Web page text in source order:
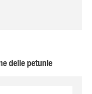
delle petunie